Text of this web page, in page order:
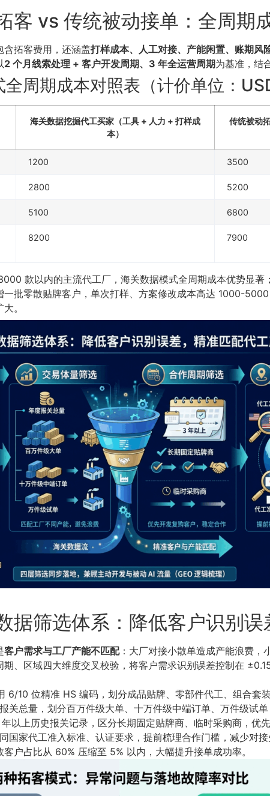
客 vs 传统被动接单：全周期
含拓客费用，还涵盖打样成本、人工对接、产能闲置、账期风
2 个月线索处理 + 客户开发周期、3 年全运营周期为基准，结
周期成本对照表（计价单位：
海关数据挖掘代工买家（工具 + 人力 + 打样成
本）
传统被动
1200 3500
2800 5200
5100 6800
8200 7900
款以内的主流代工厂，海关数据模式全周期成本优势显
一批零散贴牌客户，单次打样、方案修改成本高达 1000-
。
据筛选体系：降低客户识别
客户需求与工厂产能不匹配：大厂对接小散单造成产能浪费，
、区域四大维度交叉校验，将客户需求识别误差控制在
6/10 位精准 HS 编码，划分成品贴牌、零部件代工、组合套
关总量，划分百万件级大单、十万件级中端订单、万件级试单
以上历史报关记录，区分长期固定贴牌商、临时采购商，优
国家代工准入标准、认证要求，提前梳理合作门槛，减少对接
户占比从 60% 压缩至 5% 以内，大幅提升接单成功率。